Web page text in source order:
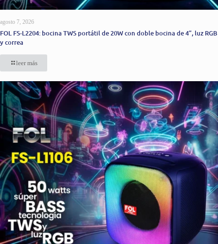
agosto 7, 2026
FOL FS-L2204: bocina TWS portátil de 20W con doble bocina de 4”, luz RGB
y correa
leer más